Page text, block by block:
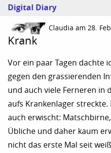
Digital Diary
Claudia am 28.
Krank
Vor ein paar Tagen dachte
gegen den grassierenden
und auch viele Ferneren in
aufs Krankenlager streckte.
auch erwischt:
Übliche und daher kaum
nicht das erste Mal seit